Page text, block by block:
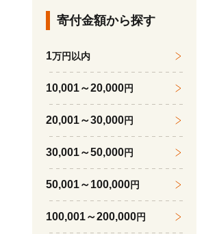
寄付金額から探す
1万円以内
10,001～20,000円
20,001～30,000円
30,001～50,000円
50,001～100,000円
100,001～200,000円